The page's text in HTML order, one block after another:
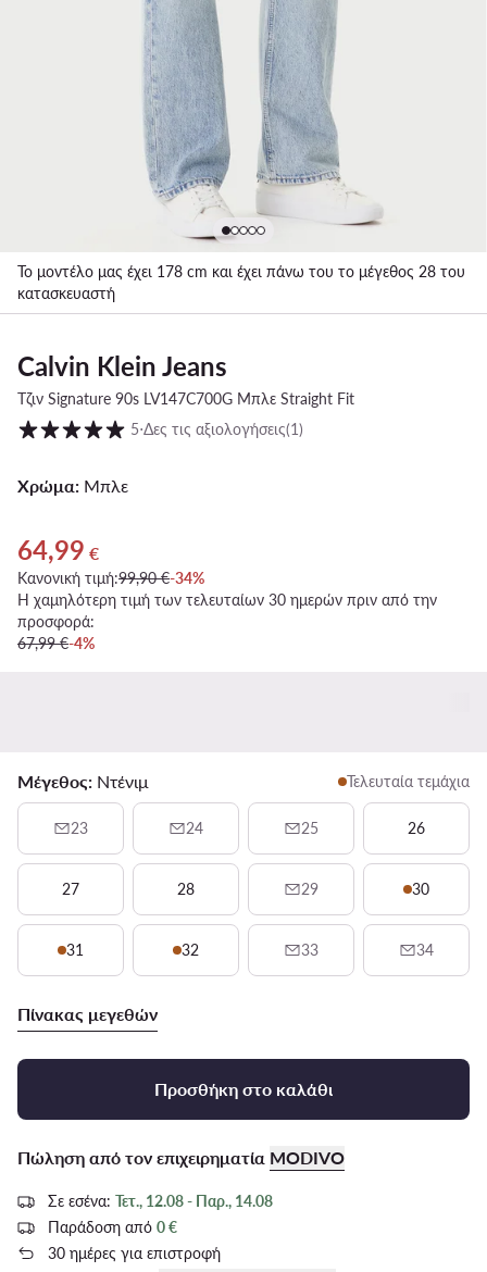
Το μοντέλο μας έχει 178 cm και έχει πάνω του το μέγεθος 28 του
κατασκευαστή
Calvin Klein Jeans
Τζιν Signature 90s LV147C700G Μπλε Straight Fit
Βαθμολογία πελατών σε κλίμακα 1 έως 5
5⋅Δες τις αξιολογήσεις(1)
Χρώμα: Μπλε
Τρέχουσα τιμή 64,99 €
64,99 €
Κανονική τιμή:99,90 €-34%
Η χαμηλότερη τιμή των τελευταίων 30 ημερών πριν από την
προσφορά:
67,99 €-4%
Μέγεθος: Ντένιμ Τελευταία τεμάχια
23 24 25 26
27 28 29 30
31 32 33 34
Πίνακας μεγεθών
Προσθήκη στο καλάθι
Πώληση από τον επιχειρηματία MODIVO
Σε εσένα: Τετ., 12.08 - Παρ., 14.08
Παράδοση από 0 €
30 ημέρες για επιστροφή